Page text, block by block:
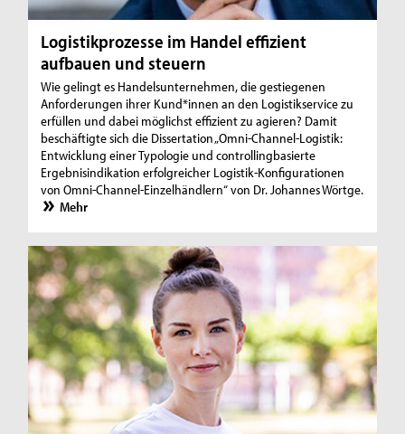
Logistikprozesse im Handel effizient
aufbauen und steuern
Wie gelingt es Handelsunternehmen, die gestiegenen
Anforderungen ihrer Kund*innen an den Logistikservice zu
erfüllen und dabei möglichst effizient zu agieren? Damit
beschäftigte sich die Dissertation „Omni-Channel-Logistik:
Entwicklung einer Typologie und controllingbasierte
Ergebnisindikation erfolgreicher Logistik-Konfigurationen
von Omni-Channel-Einzelhändlern“ von Dr. Johannes Wörtge.
Mehr